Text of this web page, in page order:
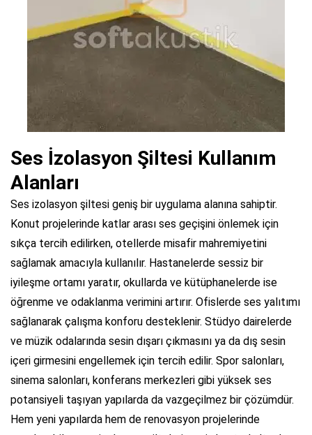
Ses İzolasyon Şiltesi Kullanım
Alanları
Ses izolasyon şiltesi geniş bir uygulama alanına sahiptir.
Konut projelerinde katlar arası ses geçişini önlemek için
sıkça tercih edilirken, otellerde misafir mahremiyetini
sağlamak amacıyla kullanılır. Hastanelerde sessiz bir
iyileşme ortamı yaratır, okullarda ve kütüphanelerde ise
öğrenme ve odaklanma verimini artırır. Ofislerde ses yalıtımı
sağlanarak çalışma konforu desteklenir. Stüdyo dairelerde
ve müzik odalarında sesin dışarı çıkmasını ya da dış sesin
içeri girmesini engellemek için tercih edilir. Spor salonları,
sinema salonları, konferans merkezleri gibi yüksek ses
potansiyeli taşıyan yapılarda da vazgeçilmez bir çözümdür.
Hem yeni yapılarda hem de renovasyon projelerinde